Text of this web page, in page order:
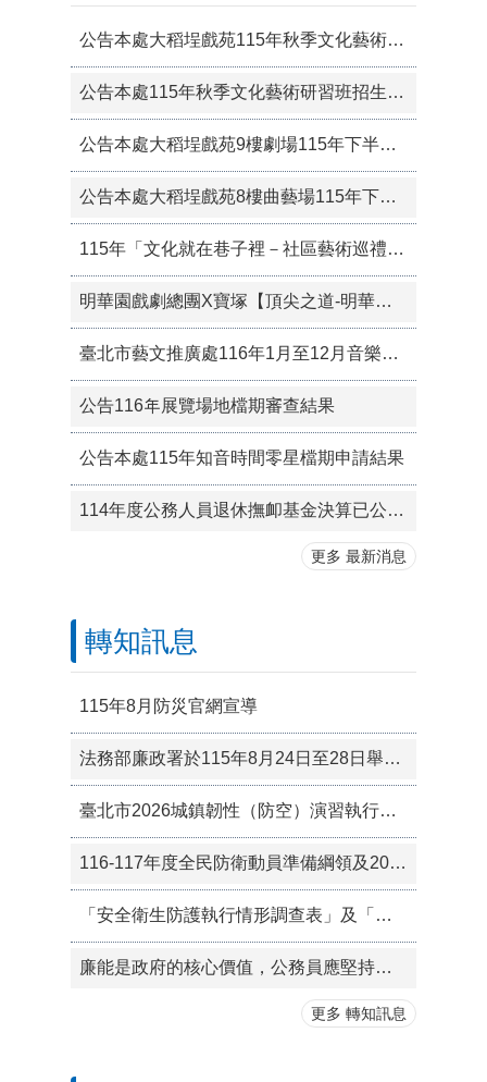
公告本處大稻埕戲苑115年秋季文化藝術研習班報名須知
公告本處115年秋季文化藝術研習班招生簡章
公告本處大稻埕戲苑9樓劇場115年下半年度零星檔期審查結果暨空檔檔期受理申請
公告本處大稻埕戲苑8樓曲藝場115年下半年度第二次零星檔期審查結果暨空檔檔期受理申請事宜
115年「文化就在巷子裡－社區藝術巡禮」第33、34 場活動日期及地點變更
明華園戲劇總團X寶塚【頂尖之道-明華園戲劇總團X寶塚OG交流會】 7/11演出延期通知
臺北市藝文推廣處116年1月至12月音樂沙龍演出企劃申請公告
公告116年展覽場地檔期審查結果
公告本處115年知音時間零星檔期申請結果
114年度公務人員退休撫卹基金決算已公告於公務人員退休撫卹基金管理局網站
更多 最新消息
轉知訊息
115年8月防災官網宣導
法務部廉政署於115年8月24日至28日舉辦「中華民國聯合國反貪腐公約第三次國家報告國際審查會議」
臺北市2026城鎮韌性（防空）演習執行計畫
116-117年度全民防衛動員準備綱領及2026城鎮韌性演習等資訊
「安全衛生防護執行情形調查表」及「職場霸凌防治執行情形調查表」之執行結果公開於本處網頁
廉能是政府的核心價值，公務員應堅持廉潔，拒絕貪腐
更多 轉知訊息